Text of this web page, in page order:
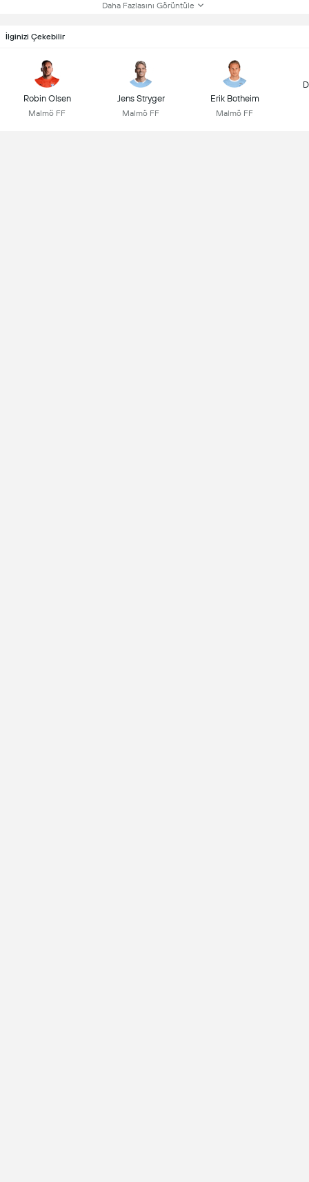
Daha Fazlasını Görüntüle
İlginizi Çekebilir
Robin Olsen
Malmö FF
Jens Stryger
Malmö FF
Erik Botheim
Malmö FF